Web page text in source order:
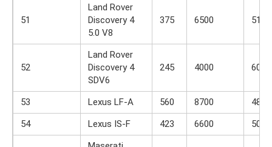
51
Land Rover
Discovery 4
5.0 V8
375 6500 510
52
Land Rover
Discovery 4
SDV6
245 4000 600
53 Lexus LF-A 560 8700
480
54
Lexus IS-F 423 6600 505